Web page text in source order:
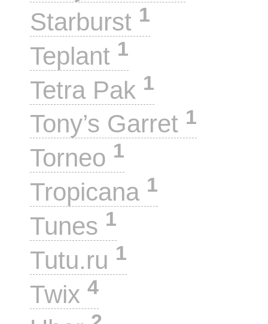
Starburst 1
Teplant 1
Tetra Pak 1
Tony’s Garret 1
Torneo 1
Tropicana 1
Tunes 1
Tutu.ru 1
Twix 4